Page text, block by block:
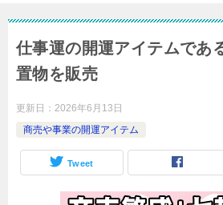
仕事運の開運アイテムであ
置物を販売
更新日： 2026年6月13日
商売や事業の開運アイテム
Tweet